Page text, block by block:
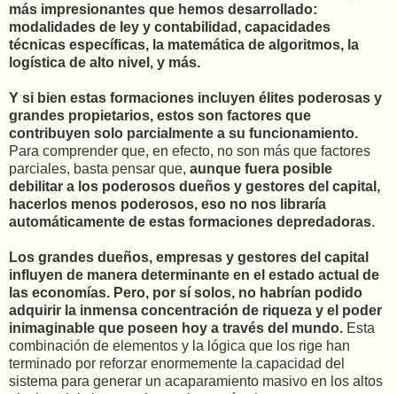
más impresionantes que hemos desarrollado:
modalidades de ley y contabilidad, capacidades
técnicas específicas, la matemática de algoritmos, la
logística de alto nivel, y más.
Y si bien estas formaciones incluyen élites poderosas y
grandes propietarios, estos son factores que
contribuyen solo parcialmente a su funcionamiento.
Para comprender que, en efecto, no son más que factores
parciales, basta pensar que, aunque fuera posible
debilitar a los poderosos dueños y gestores del capital,
hacerlos menos poderosos, eso no nos libraría
automáticamente de estas formaciones depredadoras.
Los grandes dueños, empresas y gestores del capital
influyen de manera determinante en el estado actual de
las economías. Pero, por sí solos, no habrían podido
adquirir la inmensa concentración de riqueza y el poder
inimaginable que poseen hoy a través del mundo. Esta
combinación de elementos y la lógica que los rige han
terminado por reforzar enormemente la capacidad del
sistema para generar un acaparamiento masivo en los altos